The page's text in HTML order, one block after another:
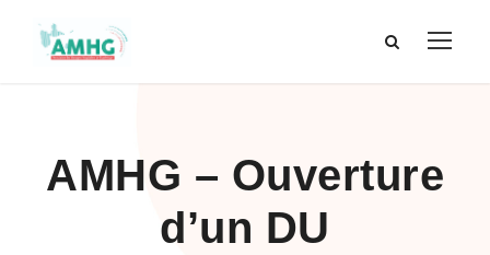
AMHG – Ouverture
d’un DU